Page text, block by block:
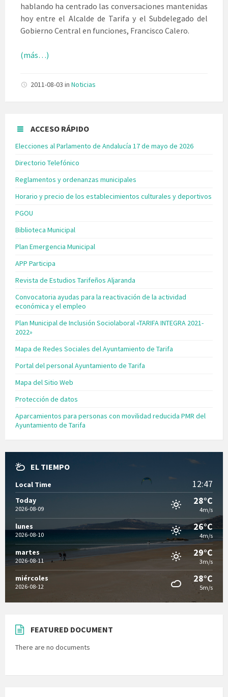
hablando ha centrado las conversaciones mantenidas
hoy entre el Alcalde de Tarifa y el Subdelegado del
Gobierno Central en funciones, Francisco Calero.
(más…)
2011-08-03 in Noticias
ACCESO RÁPIDO
Elecciones al Parlamento de Andalucía 17 de mayo de 2026
Directorio Telefónico
Reglamentos y ordenanzas municipales
Horario y precio de los establecimientos culturales y deportivos
PGOU
Biblioteca Municipal
Plan Emergencia Municipal
APP Participa
Revista de Estudios Tarifeños Aljaranda
Convocatoria ayudas para la reactivación de la actividad
económica y el empleo
Plan Municipal de Inclusión Sociolaboral «TARIFA INTEGRA 2021-
2022»
Mapa de Redes Sociales del Ayuntamiento de Tarifa
Portal del personal Ayuntamiento de Tarifa
Mapa del Sitio Web
Protección de datos
Aparcamientos para personas con movilidad reducida PMR del
Ayuntamiento de Tarifa
EL TIEMPO
Local Time 12:47
Today
2026-08-09
28°C
4m/s
lunes
2026-08-10
26°C
4m/s
martes
2026-08-11
29°C
3m/s
miércoles
2026-08-12
28°C
5m/s
FEATURED DOCUMENT
There are no documents